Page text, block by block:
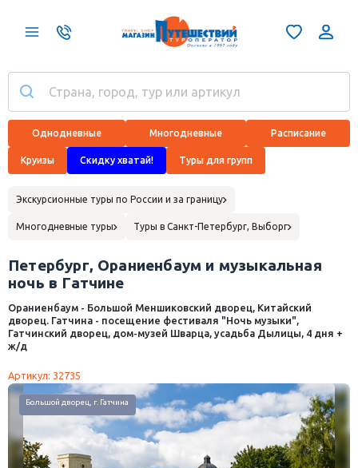
Однодневные Многодневные Расписание
Круизы Скидку хватай! Туры для групп
Экскурсионные туры по России и за границу
Многодневные туры Туры в Санкт-Петербург, Выборг
Петербург, Ораниенбаум и музыкальная
ночь в Гатчине
Ораниенбаум - Большой Меншиковский дворец, Китайский
дворец. Гатчина - посещение фестиваля "Ночь музыки",
Гатчинский дворец, дом-музей Шварца, усадьба Дылицы, 4 дня +
ж/д
Артикул: 32735
Большой Меншиковский дворец, Ораниенбаум